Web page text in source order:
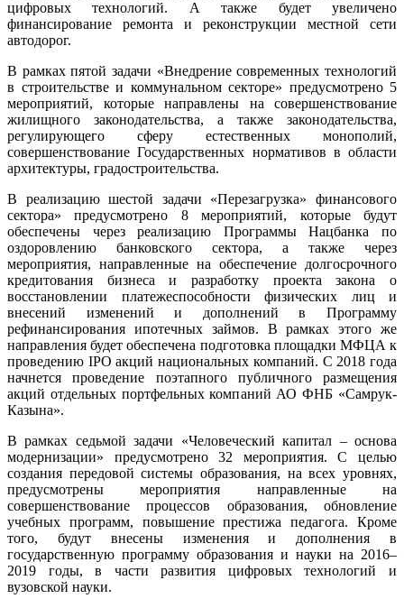
цифровых технологий. А также будет увеличено
финансирование ремонта и реконструкции местной сети
автодорог.
В рамках пятой задачи «Внедрение современных технологий
в строительстве и коммунальном секторе» предусмотрено 5
мероприятий, которые направлены на совершенствование
жилищного законодательства, а также законодательства,
регулирующего сферу естественных монополий,
совершенствование Государственных нормативов в области
архитектуры, градостроительства.
В реализацию шестой задачи «Перезагрузка» финансового
сектора» предусмотрено 8 мероприятий, которые будут
обеспечены через реализацию Программы Нацбанка по
оздоровлению банковского сектора, а также через
мероприятия, направленные на обеспечение долгосрочного
кредитования бизнеса и разработку проекта закона о
восстановлении платежеспособности физических лиц и
внесений изменений и дополнений в Программу
рефинансирования ипотечных займов. В рамках этого же
направления будет обеспечена подготовка площадки МФЦА к
проведению IPO акций национальных компаний. С 2018 года
начнется проведение поэтапного публичного размещения
акций отдельных портфельных компаний АО ФНБ «Самрук-
Казына».
В рамках седьмой задачи «Человеческий капитал – основа
модернизации» предусмотрено 32 мероприятия. С целью
создания передовой системы образования, на всех уровнях,
предусмотрены мероприятия направленные на
совершенствование процессов образования, обновление
учебных программ, повышение престижа педагога. Кроме
того, будут внесены изменения и дополнения в
государственную программу образования и науки на 2016–
2019 годы, в части развития цифровых технологий и
вузовской науки.